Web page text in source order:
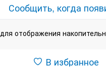
Сообщить, когда
для отображения
В избранное